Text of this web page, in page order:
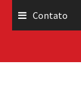
Contato